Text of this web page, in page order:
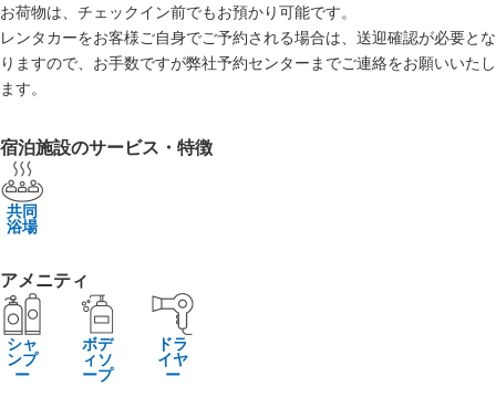
お荷物は、チェックイン前でもお預かり可能です。
レンタカーをお客様ご自身でご予約される場合は、送迎確認が必要とな
りますので、お手数ですが弊社予約センターまでご連絡をお願いいたし
ます。
宿泊施設のサービス・特徴
共同
浴場
アメニティ
シャ
ンプ
ー
ボデ
ィソ
ープ
ドラ
イヤ
ー